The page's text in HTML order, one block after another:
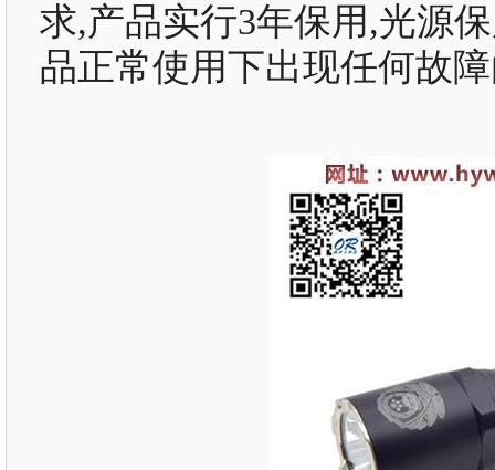
求,产品实行3年保用,光源
品正常使用下出现任何故